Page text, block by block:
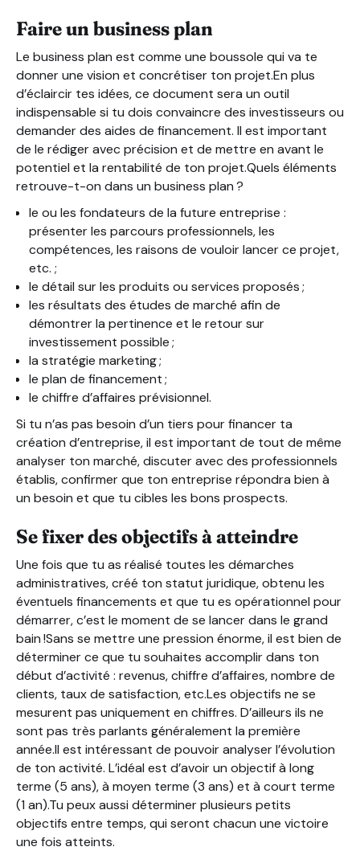
Faire un business plan
Le business plan est comme une boussole qui va te
donner une vision et concrétiser ton projet.En plus
d’éclaircir tes idées, ce document sera un outil
indispensable si tu dois convaincre des investisseurs ou
demander des aides de financement. Il est important
de le rédiger avec précision et de mettre en avant le
potentiel et la rentabilité de ton projet.Quels éléments
retrouve-t-on dans un business plan ?
le ou les fondateurs de la future entreprise :
présenter les parcours professionnels, les
compétences, les raisons de vouloir lancer ce projet,
etc. ;
le détail sur les produits ou services proposés ;
les résultats des études de marché afin de
démontrer la pertinence et le retour sur
investissement possible ;
la stratégie marketing ;
le plan de financement ;
le chiffre d’affaires prévisionnel.
Si tu n’as pas besoin d’un tiers pour financer ta
création d’entreprise, il est important de tout de même
analyser ton marché, discuter avec des professionnels
établis, confirmer que ton entreprise répondra bien à
un besoin et que tu cibles les bons prospects.
Se fixer des objectifs à atteindre
Une fois que tu as réalisé toutes les démarches
administratives, créé ton statut juridique, obtenu les
éventuels financements et que tu es opérationnel pour
démarrer, c’est le moment de se lancer dans le grand
bain !Sans se mettre une pression énorme, il est bien de
déterminer ce que tu souhaites accomplir dans ton
début d’activité : revenus, chiffre d’affaires, nombre de
clients, taux de satisfaction, etc.Les objectifs ne se
mesurent pas uniquement en chiffres. D’ailleurs ils ne
sont pas très parlants généralement la première
année.Il est intéressant de pouvoir analyser l’évolution
de ton activité. L’idéal est d’avoir un objectif à long
terme (5 ans), à moyen terme (3 ans) et à court terme
(1 an).Tu peux aussi déterminer plusieurs petits
objectifs entre temps, qui seront chacun une victoire
une fois atteints.